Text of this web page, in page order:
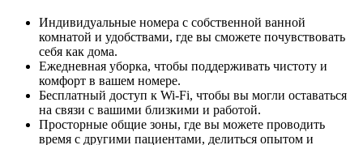
Индивидуальные номера с собственной ванной
комнатой и удобствами, где вы сможете почувствовать
себя как дома.
Ежедневная уборка, чтобы поддерживать чистоту и
комфорт в вашем номере.
Бесплатный доступ к Wi-Fi, чтобы вы могли оставаться
на связи с вашими близкими и работой.
Просторные общие зоны, где вы можете проводить
время с другими пациентами, делиться опытом и